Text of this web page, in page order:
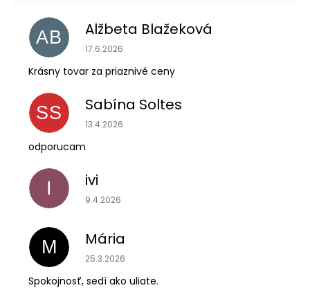
AB Alžbeta Blažeková
Hodnotenie obchodu je 5 z 5 hviezdičiek.
17.6.2026
Krásny tovar za priaznivé ceny
SS Sabína Soltes
Hodnotenie obchodu je 5 z 5 hviezdičiek.
13.4.2026
odporucam
I ivi
Hodnotenie obchodu je 5 z 5 hviezdičiek.
9.4.2026
M Mária
Hodnotenie obchodu je 5 z 5 hviezdičiek.
25.3.2026
Spokojnosť, sedí ako uliate.